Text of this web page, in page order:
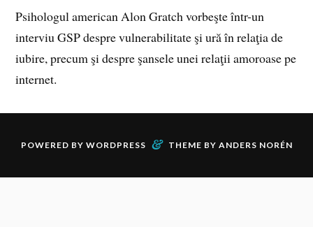
Psihologul american Alon Gratch vorbeşte într-un
interviu GSP despre vulnerabilitate şi ură în relaţia de
iubire, precum şi despre şansele unei relaţii amoroase pe
internet.
POWERED BY WORDPRESS & THEME BY ANDERS NORÉN